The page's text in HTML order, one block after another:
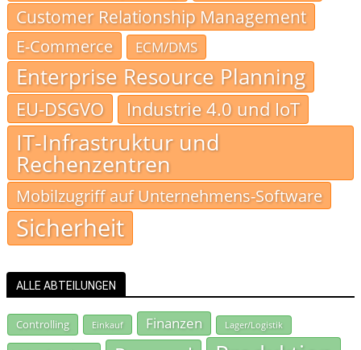
Customer Relationship Management
E-Commerce
ECM/DMS
Enterprise Resource Planning
EU-DSGVO Industrie 4.0 und IoT
IT-Infrastruktur und
Rechenzentren
Mobilzugriff auf Unternehmens-Software
Sicherheit
ALLE ABTEILUNGEN
Controlling Einkauf Finanzen Lager/Logistik